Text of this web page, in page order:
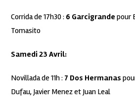
Corrida de 17h30 : 6 Garcigrande pour
Tomasito
Samedi 23 Avril:
Novillada de 11h : 7 Dos Hermanas
Dufau, Javier Menez et Juan Leal